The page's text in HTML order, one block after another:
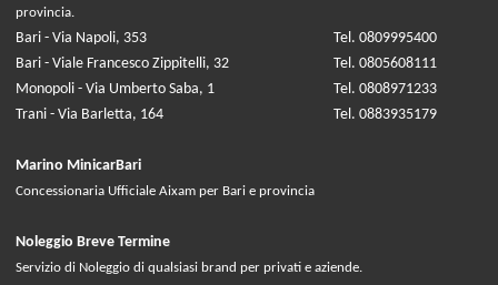
provincia.
Bari - Via Napoli, 353
Tel. 0809995400
Bari - Viale Francesco Zippitelli, 32
Tel. 0805608111
Monopoli - Via Umberto Saba, 1
Tel. 0808971233
Trani - Via Barletta, 164
Tel. 0883935179
Marino MinicarBari
Concessionaria Ufficiale Aixam per Bari e provincia
Noleggio Breve Termine
Servizio di Noleggio di qualsiasi brand per privati e aziende.